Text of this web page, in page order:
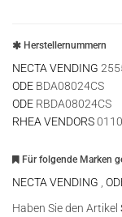
Herstellernummern
NECTA VENDING
ODE BDA08024CS
ODE RBDA08024CS
RHEA VENDORS
Für folgende Marken
NECTA VENDING
Haben Sie den Artikel